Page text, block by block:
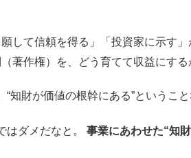
して信頼を得る」「投資家に示す」
著作権）を、どう育てて収益にする
知財が価値の根幹にある”ということ
はダメだなと。 事業にあわせた“知